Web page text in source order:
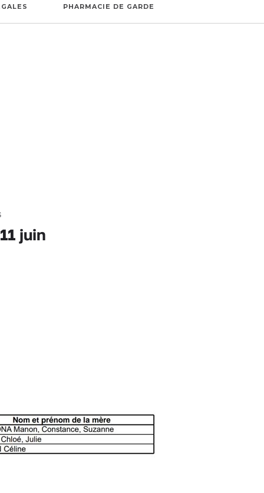
PHARMACIE DE GARDE
juin